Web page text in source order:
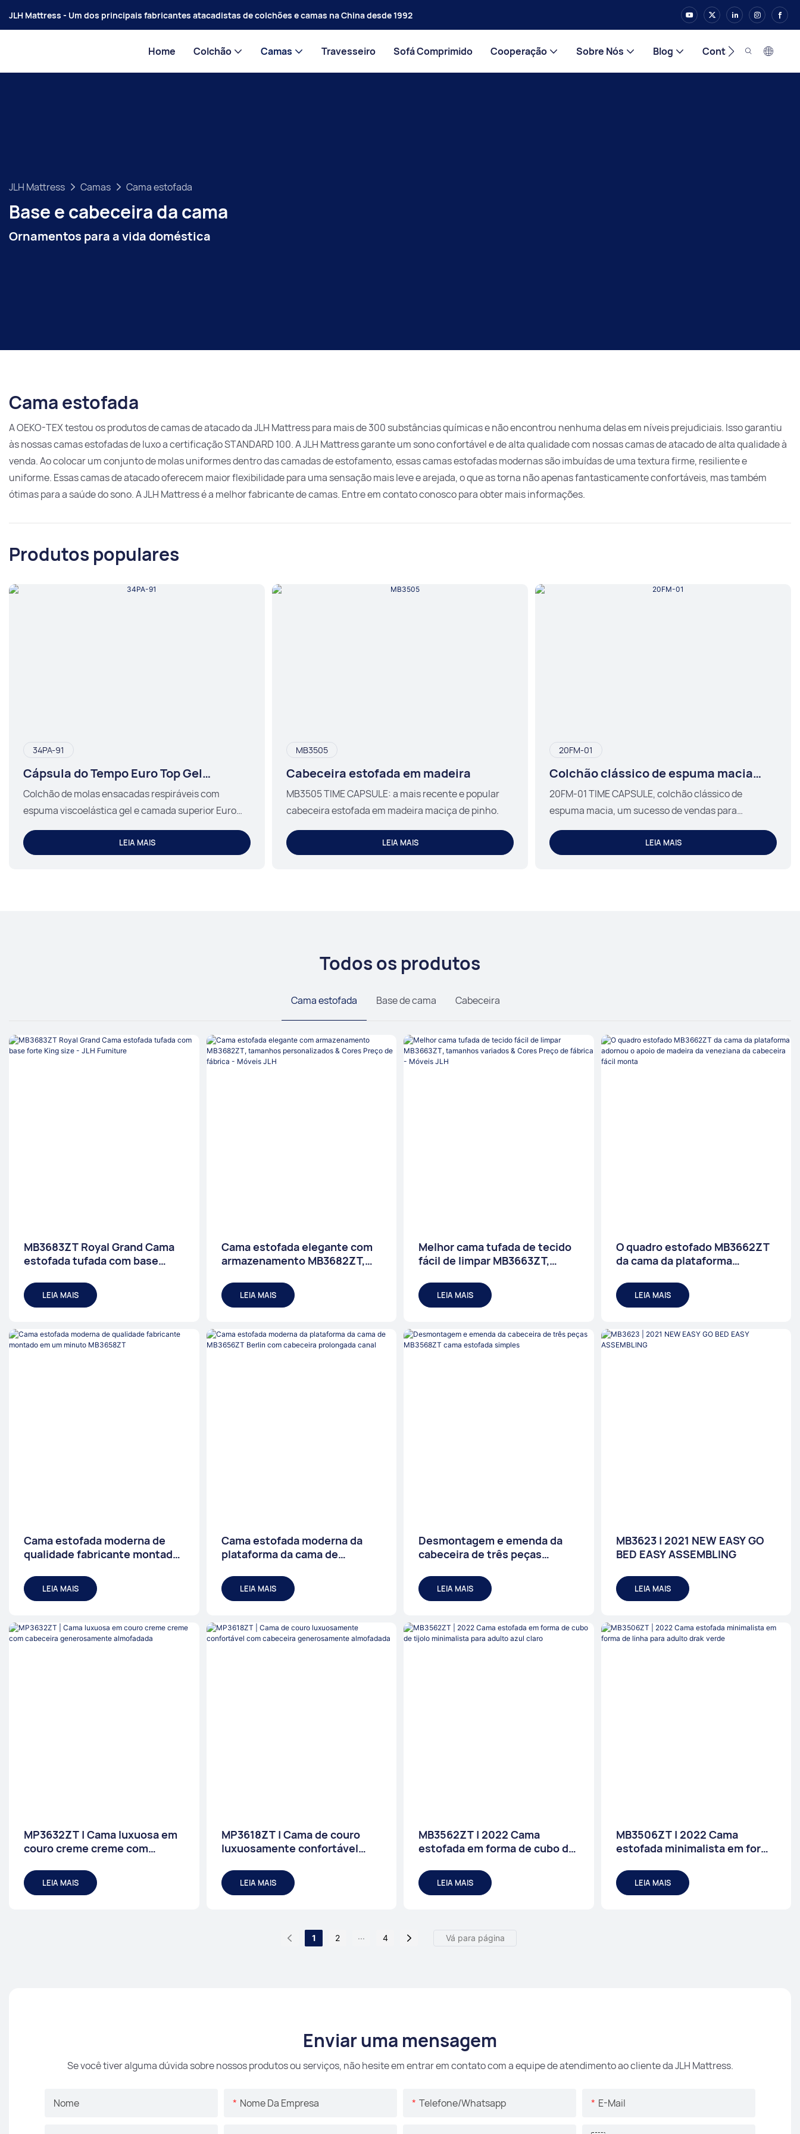
JLH Mattress - Um dos principais fabricantes atacadistas de colchões e camas na China desde 1992
Home Colchão Camas Travesseiro Sofá Comprimido Cooperação Sobre Nós Blog Contato
JLH Mattress Camas Cama estofada
Base e cabeceira da cama
Ornamentos para a vida doméstica
Cama estofada
A OEKO-TEX testou os produtos de camas de atacado da JLH Mattress para mais de 300 substâncias químicas e não encontrou nenhuma delas em níveis prejudiciais. Isso garantiu
às nossas camas estofadas de luxo a certificação STANDARD 100. A JLH Mattress garante um sono confortável e de alta qualidade com nossas camas de atacado de alta qualidade à
venda. Ao colocar um conjunto de molas uniformes dentro das camadas de estofamento, essas camas estofadas modernas são imbuídas de uma textura firme, resiliente e
uniforme. Essas camas de atacado oferecem maior flexibilidade para uma sensação mais leve e arejada, o que as torna não apenas fantasticamente confortáveis, mas também
ótimas para a saúde do sono. A JLH Mattress é a melhor fabricante de camas. Entre em contato conosco para obter mais informações.
Produtos populares
34PA-91
Cápsula do Tempo Euro Top Gel
Espuma Viscoelástica
Colchão de molas ensacadas respiráveis ​​com
espuma viscoelástica gel e camada superior Euro
Top 34PA-91 TIME CAPSULE.
LEIA MAIS
MB3505
Cabeceira estofada em madeira
MB3505 TIME CAPSULE: a mais recente e popular
cabeceira estofada em madeira maciça de pinho.
LEIA MAIS
20FM-01
Colchão clássico de espuma macia
para adolescentes
20FM-01 TIME CAPSULE, colchão clássico de
espuma macia, um sucesso de vendas para
adolescentes.
LEIA MAIS
Todos os produtos
Cama estofada Base de cama Cabeceira
MB3683ZT Royal Grand Cama
estofada tufada com base
LEIA MAIS
Cama estofada elegante com
armazenamento MB3682ZT,
Cores Preço de fábrica -
Móveis JLH
LEIA MAIS
Melhor cama tufada de tecido
fácil de limpar MB3663ZT,
Preço de fábrica - Móveis JLH
LEIA MAIS
O quadro estofado MB3662ZT
da cama da plataforma
veneziana da cabeceira fácil
montaLEIA MAIS
Cama estofada moderna de
qualidade fabricante montado
LEIA MAIS
Cama estofada moderna da
plataforma da cama de
cabeceira prolongada canal
LEIA MAIS
Desmontagem e emenda da
cabeceira de três peças
simplesLEIA MAIS
MB3623 | 2021 NEW EASY GO
BED EASY ASSEMBLING
LEIA MAIS
MP3632ZT | Cama luxuosa em
couro creme creme com
almofadada
LEIA MAIS
MP3618ZT | Cama de couro
luxuosamente confortável
almofadada
LEIA MAIS
MB3562ZT | 2022 Cama
estofada em forma de cubo de
azul claro
LEIA MAIS
MB3506ZT | 2022 Cama
estofada minimalista em forma
LEIA MAIS
1 2 ... 4
Enviar uma mensagem
Se você tiver alguma dúvida sobre nossos produtos ou serviços, não hesite em entrar em contato com a equipe de atendimento ao cliente da JLH Mattress.
Nome Nome Da Empresa Telefone/whatsapp E-Mail